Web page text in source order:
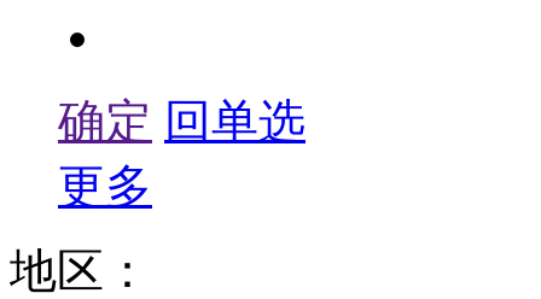
确定 回单选
更多
地区：